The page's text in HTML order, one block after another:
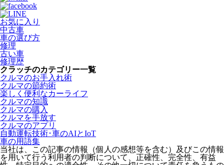
お気に入り
中古車
車の選び方
修理
古い車
修理歴
クラッチのカテゴリー一覧
クルマのお手入れ術
クルマの節約術
楽しく便利なカーライフ
クルマの知識
クルマの購入
クルマを手放す
クルマのアプリ
自動運転技術･車のAIとIoT
車の用語集
当社は、この記事の情報（個人の感想等を含む）及びこの情報
を用いて行う利用者の判断について、正確性、完全性、有益